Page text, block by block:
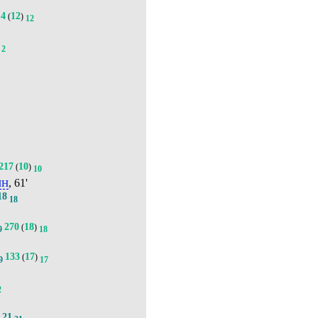
(12) 12
2
(10) 10
, 61'
18
270 (18) 18
133 (17) 17